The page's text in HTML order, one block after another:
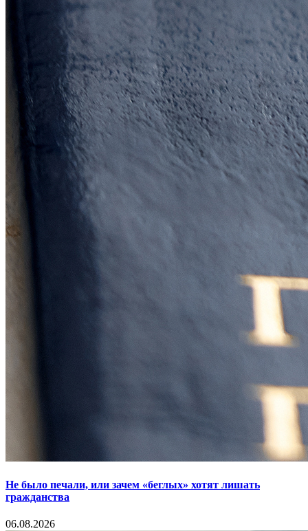
Не было печали, или зачем «беглых» хотят лишать
гражданства
06.08.2026